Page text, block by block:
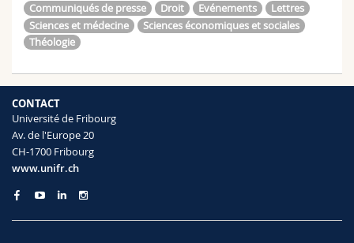
Communiqués de presse Droit Evénements
Lettres
Sciences et médecine
Sciences économiques et sociales
Théologie
CONTACT
Université de Fribourg
Av. de l'Europe 20
CH-1700 Fribourg
www.unifr.ch